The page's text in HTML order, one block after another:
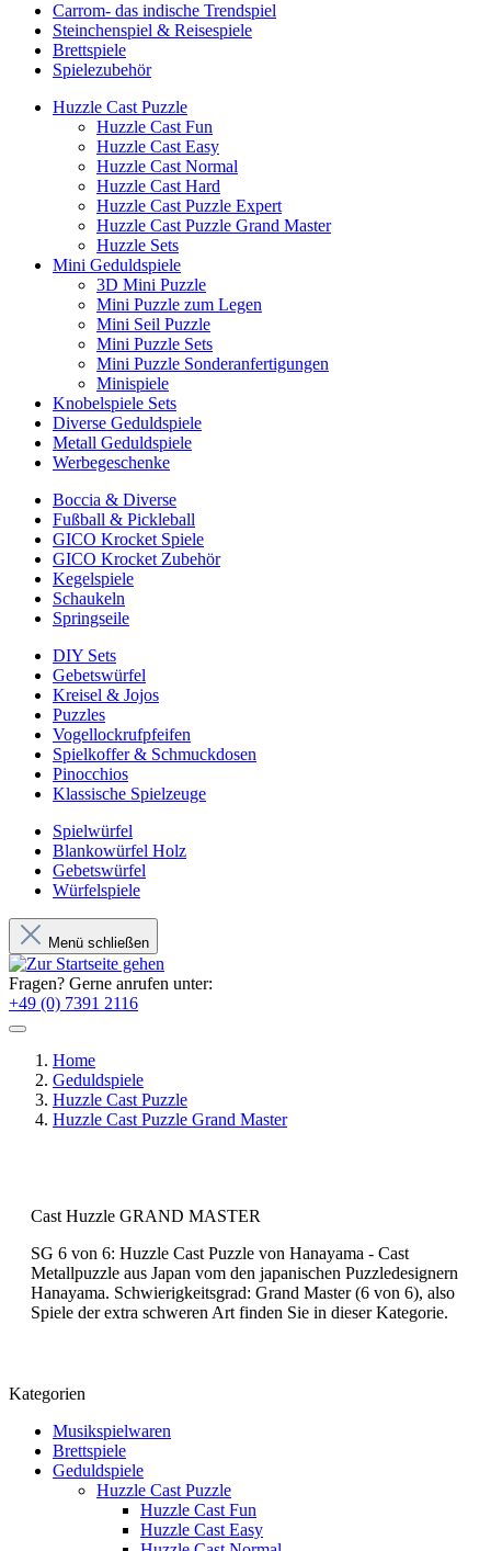
Carrom- das indische Trendspiel
Steinchenspiel & Reisespiele
Brettspiele
Spielezubehör
Huzzle Cast Puzzle
Huzzle Cast Fun
Huzzle Cast Easy
Huzzle Cast Normal
Huzzle Cast Hard
Huzzle Cast Puzzle Expert
Huzzle Cast Puzzle Grand Master
Huzzle Sets
Mini Geduldspiele
3D Mini Puzzle
Mini Puzzle zum Legen
Mini Seil Puzzle
Mini Puzzle Sets
Mini Puzzle Sonderanfertigungen
Minispiele
Knobelspiele Sets
Diverse Geduldspiele
Metall Geduldspiele
Werbegeschenke
Boccia & Diverse
Fußball & Pickleball
GICO Krocket Spiele
GICO Krocket Zubehör
Kegelspiele
Schaukeln
Springseile
DIY Sets
Gebetswürfel
Kreisel & Jojos
Puzzles
Vogellockrufpfeifen
Spielkoffer & Schmuckdosen
Pinocchios
Klassische Spielzeuge
Spielwürfel
Blankowürfel Holz
Gebetswürfel
Würfelspiele
Menü schließen
Fragen? Gerne anrufen unter:
+49 (0) 7391 2116
Home
Geduldspiele
Huzzle Cast Puzzle
Huzzle Cast Puzzle Grand Master
Cast Huzzle GRAND MASTER
SG 6 von 6: Huzzle Cast Puzzle von Hanayama - Cast
Metallpuzzle aus Japan vom den japanischen Puzzledesignern
Hanayama. Schwierigkeitsgrad: Grand Master (6 von 6), also
Spiele der extra schweren Art finden Sie in dieser Kategorie.
Kategorien
Musikspielwaren
Brettspiele
Geduldspiele
Huzzle Cast Puzzle
Huzzle Cast Fun
Huzzle Cast Easy